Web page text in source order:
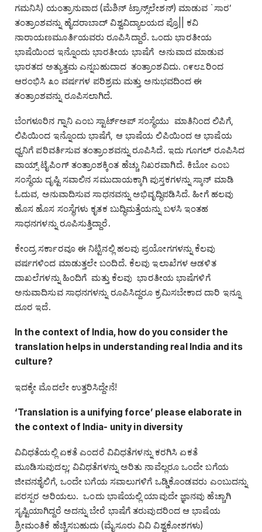
ಗಮನಿಸಿ) ಯಂತ್ರಾನುವಾದ (ಮೆಶಿನ್‌ ಟ್ರಾನ್ಸ್‌ಲೇಶನ್‌) ಮಾಡುವ `ಸಾರ’
ತಂತ್ರಾಂಶವನ್ನು ಹೈದರಾಬಾದ್‌ ವಿಶ್ವವಿದ್ಯಾಲಯದ ಪ್ರೊ|| ಕವಿ
ನಾರಾಯಣಮೂರ್ತಿಯವರು ರೂಪಿಸಿದ್ದಾರೆ. ಒಂದು ಭಾರತೀಯ
ಭಾಷೆಯಿಂದ ಇನ್ನೊಂದು ಭಾರತೀಯ ಭಾಷೆಗೆ ಅನುವಾದ ಮಾಡುವ
ಭಾರತದ ಅತ್ಯುತ್ತಮ ಎನ್ನಬಹುದಾದ ತಂತ್ರಾಂಶವಿದು. ೧೯೮೭ರಿಂದ
ಆರಂಭಿಸಿ ೩೦ ವರ್ಷಗಳ ಪರಿಶ್ರಮ ಮತ್ತು ಅನುಭವದಿಂದ ಈ
ತಂತ್ರಾಂಶವನ್ನು ರೂಪಿಸಲಾಗಿದೆ.
ಬೆಂಗಳೂರಿನ ಗ್ನಾನಿ ಎಂಬ ಸ್ಟಾರ್ಟ್‌ಅಪ್‌ ಸಂಸ್ಥೆಯು ಮಾತಿನಿಂದ ಲಿಪಿಗೆ,
ಲಿಪಿಯಿಂದ ಇನ್ನೊಂದು ಭಾಷೆಗೆ, ಆ ಭಾಷೆಯ ಲಿಪಿಯಿಂದ ಆ ಭಾಷೆಯ
ಧ್ವನಿಗೆ ಪರಿವರ್ತಿಸುವ ತಂತ್ರಾಂಶವನ್ನು ರೂಪಿಸಿದೆ. ಇದು ಗೂಗಲ್‌ ರೂಪಿಸಿದ
ವಾಯ್ಸ್‌ ಟೈಪಿಂಗ್‌ ತಂತ್ರಾಂಶಕ್ಕಿಂತ ಹೆಚ್ಚು ನಿಖರವಾಗಿದೆ. ಕಿಬೋ ಎಂಬ
ಸಂಸ್ಥೆಯ ದೃಷ್ಟಿ ಸವಾಲಿನ ಸಮುದಾಯಕ್ಕಾಗಿ ಪುಸ್ತಕಗಳನ್ನು ಸ್ಕಾನ್‌ ಮಾಡಿ
ಓದುವ, ಅನುವಾದಿಸುವ ಸಾಧನವನ್ನು ಅಭಿವೃದ್ಧಿಪಡಿಸಿದೆ. ಹೀಗೆ ಹಲವು
ಹೊಸ ಹೊಸ ಸಂಸ್ಥೆಗಳು ಕೃತಕ ಬುದ್ಧಿಮತ್ತೆಯನ್ನು ಬಳಸಿ ಇಂತಹ
ಸಾಧನಗಳನ್ನು ರೂಪಿಸುತ್ತಿದ್ದಾರೆ.
ಕೇಂದ್ರ ಸರ್ಕಾರವೂ ಈ ನಿಟ್ಟಿನಲ್ಲಿ ಹಲವು ಪ್ರಯೋಗಗಳನ್ನು ಕೆಲವು
ವರ್ಷಗಳಿಂದ ಮಾಡುತ್ತಲೇ ಬಂದಿದೆ. ಕೆಲವು ಇಲಾಖೆಗಳ ಆಡಳಿತ
ದಾಖಲೆಗಳನ್ನು ಹಿಂದಿಗೆ ಮತ್ತು ಕೆಲವು ಭಾರತೀಯ ಭಾಷೆಗಳಿಗೆ
ಅನುವಾದಿಸುವ ಸಾಧನಗಳನ್ನು ರೂಪಿಸಿದ್ದರೂ ಕ್ರಮಿಸಬೇಕಾದ ದಾರಿ ಇನ್ನೂ
ದೂರ ಇದೆ.
In the context of India, how do you consider the
translation helps in understanding real India and its
culture?
ಇದಕ್ಕೇ ಮೊದಲೇ ಉತ್ತರಿಸಿದ್ದೇನೆ!
‘Translation is a unifying force’ please elaborate in
the context of India- unity in diversity
ವಿವಿಧತೆಯಲ್ಲಿ ಏಕತೆ ಎಂದರೆ ವಿವಿಧತೆಗಳನ್ನು ಕರಗಿಸಿ ಏಕತೆ
ಮೂಡಿಸುವುದಲ್ಲ; ವಿವಿಧತೆಗಳನ್ನು ಅರಿತು ನಾವೆಲ್ಲರೂ ಒಂದೇ ಬಗೆಯ
ಜೀವನಶೈಲಿಗೆ, ಒಂದೇ ಬಗೆಯ ಸವಾಲುಗಳಿಗೆ ಒಡ್ಡಿಕೊಂಡವರು ಎಂಬುದನ್ನು
ಪರಸ್ಪರ ಅರಿಯಲು. ಒಂದು ಭಾಷೆಯಲ್ಲಿ ಯಾವುದೇ ಜ್ಞಾನವು ಹೆಚ್ಚಾಗಿ
ಸೃಷ್ಟಿಯಾಗಿದ್ದರೆ ಅದನ್ನು ಬೇರೆ ಭಾಷೆಗೆ ತರುವುದರಿಂದ ಆ ಭಾಷೆಯ
ಶ್ರೀಮಂತಿಕೆ ಹೆಚ್ಚಿಸಬಹುದು (ಮೈಸೂರು ವಿವಿ ವಿಶ್ವಕೋಶಗಳು)